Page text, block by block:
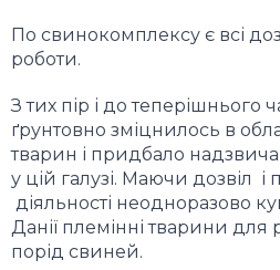
По свинокомплексу є всі
роботи.
З тих пір і до теперішнього
ґрунтовно зміцнилось в
тварин і придбало
у цій галузі. Маючи дозвіл і
діяльності неодноразово
Данії племінні тварини для
порід свиней.